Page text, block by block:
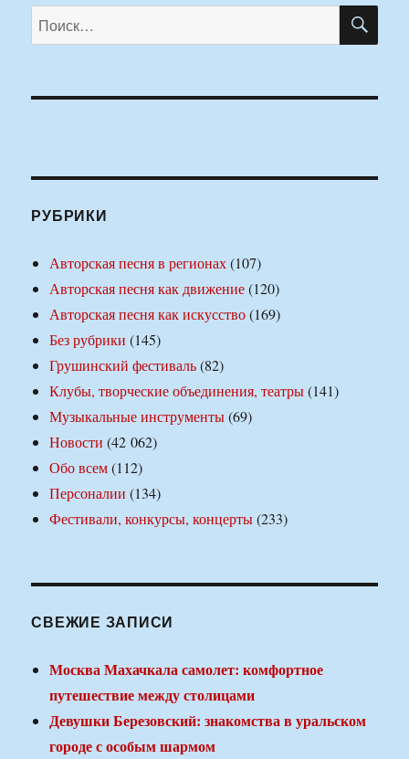
Искать:
РУБРИКИ
Авторская песня в регионах(107)
Авторская песня как движение(120)
Авторская песня как искусство(169)
Без рубрики (145)
Грушинский фестиваль(82)
Клубы, творческие объединения, театры(141)
Музыкальные инструменты(69)
Новости (42 062)
Обо всем(112)
Персоналии (134)
Фестивали, конкурсы, концерты(233)
СВЕЖИЕ ЗАПИСИ
Москва Махачкала самолет: комфортное
путешествие между столицами
Девушки Березовский: знакомства в уральском
городе с особым шармом